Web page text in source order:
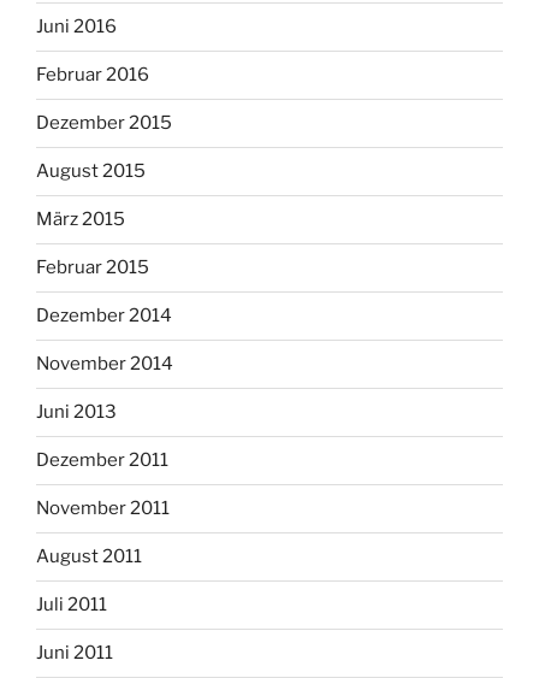
Juni 2016
Februar 2016
Dezember 2015
August 2015
März 2015
Februar 2015
Dezember 2014
November 2014
Juni 2013
Dezember 2011
November 2011
August 2011
Juli 2011
Juni 2011